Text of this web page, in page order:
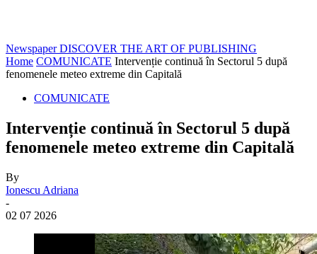
Newspaper DISCOVER THE ART OF PUBLISHING
Home COMUNICATE Intervenție continuă în Sectorul 5 după
fenomenele meteo extreme din Capitală
COMUNICATE
Intervenție continuă în Sectorul 5 după
fenomenele meteo extreme din Capitală
By
Ionescu Adriana
-
02 07 2026